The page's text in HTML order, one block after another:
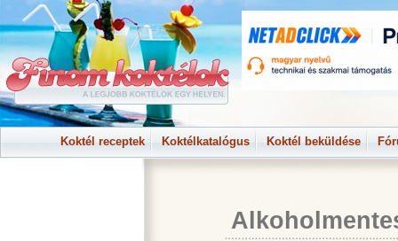
Koktél receptek Koktélkatalógus Koktél beküldése